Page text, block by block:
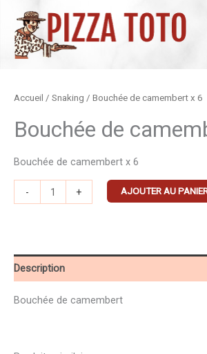
contenu
Accueil / Snaking / Bouchée de camembert x 6
Bouchée de
Bouchée de camembert x 6
-
quantité
Bouchée
camembert
x
+ AJOUTER AU
Description
Bouchée de camembert